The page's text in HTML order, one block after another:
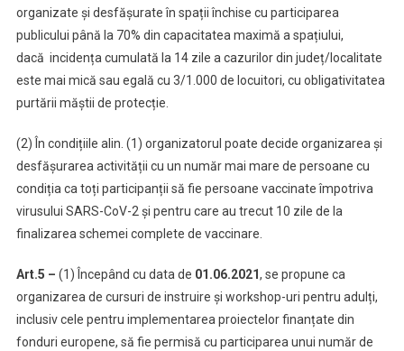
organizate și desfășurate în spații închise cu participarea
publicului până la 70% din capacitatea maximă a spațiului,
dacă incidența cumulată la 14 zile a cazurilor din județ/localitate
este mai mică sau egală cu 3/1.000 de locuitori, cu obligativitatea
purtării măștii de protecție.
(2) În condițiile alin. (1) organizatorul poate decide organizarea și
desfășurarea activității cu un număr mai mare de persoane cu
condiția ca toți participanții să fie persoane vaccinate împotriva
virusului SARS-CoV-2 și pentru care au trecut 10 zile de la
finalizarea schemei complete de vaccinare.
Art.5 – (1) Începând cu data de 01.06.2021, se propune ca
organizarea de cursuri de instruire și workshop-uri pentru adulți,
inclusiv cele pentru implementarea proiectelor finanțate din
fonduri europene, să fie permisă cu participarea unui număr de